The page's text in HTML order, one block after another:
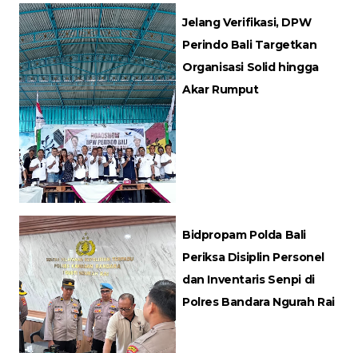
Jelang Verifikasi, DPW
Perindo Bali Targetkan
Organisasi Solid hingga
Akar Rumput
Bidpropam Polda Bali
Periksa Disiplin Personel
dan Inventaris Senpi di
Polres Bandara Ngurah Rai